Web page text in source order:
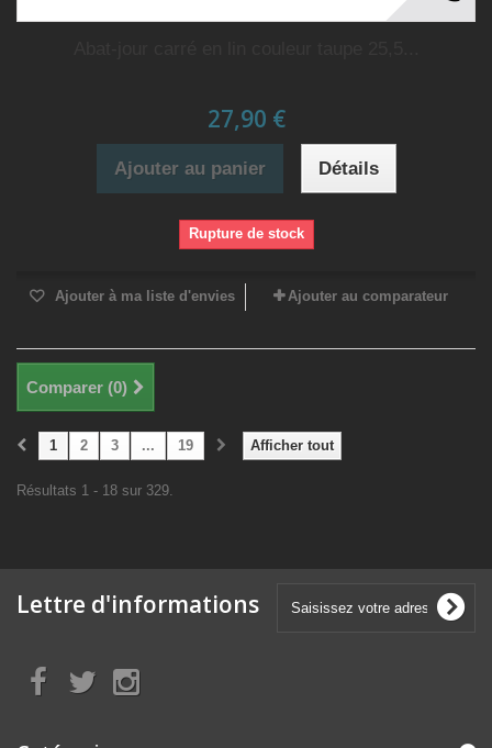
27,90 €
Ajouter au panier Détails
Rupture de stock
Ajouter à ma liste d'envies Ajouter au comparateur
Comparer (0)
Afficher tout
1 2 3 ... 19
Résultats 1 - 18 sur 329.
Lettre d'informations